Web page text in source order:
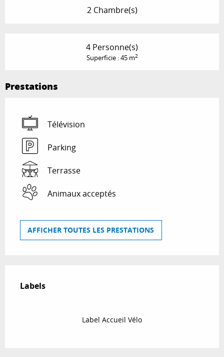
2 Chambre(s)
4 Personne(s)
Superficie : 45 m2
Prestations
Télévision
Parking
Terrasse
Animaux acceptés
AFFICHER TOUTES LES PRESTATIONS
Labels
Labels
Label Accueil Vélo